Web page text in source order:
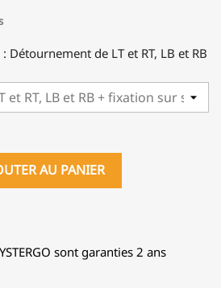
Détournement de LT et RT, LB et RB
AU PANIER
sont garanties 2 ans